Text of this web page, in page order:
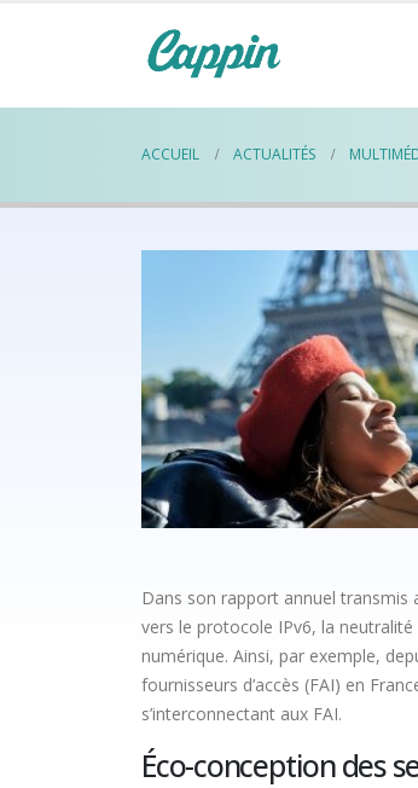
ACCUEIL ACTUALITÉS
Dans son rapport annuel transmis
vers le protocole IPv6, la
numérique. Ainsi, par exemple,
fournisseurs d’accès (FAI) en
s’interconnectant aux FAI.
Éco-conception des